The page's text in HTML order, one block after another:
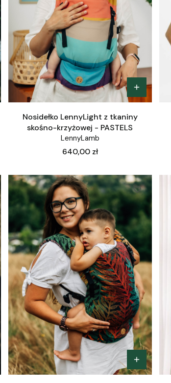
Nosidełko LennyLight z tkaniny
skośno-krzyżowej - PASTELS
LennyLamb
Cena
640,00 zł